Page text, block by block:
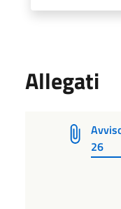
Allegati
26